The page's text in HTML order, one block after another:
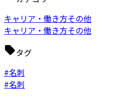
キャリア・働き方その他
キャリア・働き方その他
タグ
#名刺
#名刺